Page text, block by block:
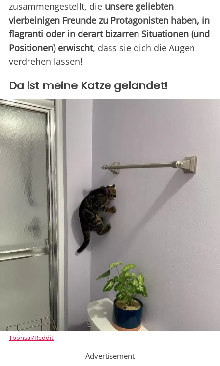
zusammengestellt, die unsere geliebten
vierbeinigen Freunde zu Protagonisten haben, in
flagranti oder in derart bizarren Situationen (und
Positionen) erwischt, dass sie dich die Augen
verdrehen lassen!
Da ist meine Katze gelandet!
Tbonsai/Reddit
Advertisement